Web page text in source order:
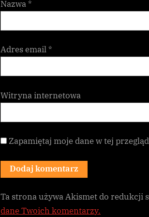
Nazwa*
Adres email*
Witryna internetowa
Zapamiętaj moje dane w tej
Ta strona używa Akismet do redukcji
dane Twoich komentarzy.